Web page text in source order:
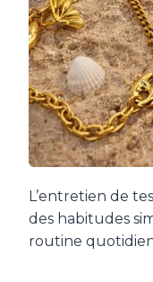
L’entretien de
des habitudes
routine